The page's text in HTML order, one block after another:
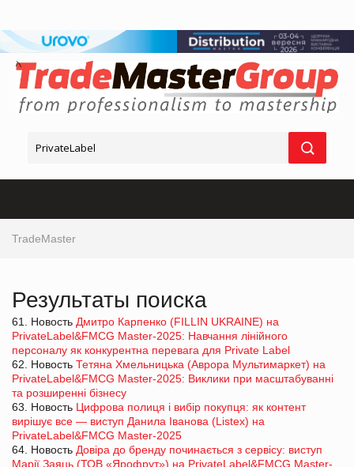
TradeMaster
Результаты поиска
61. Новость Дмитро Карпенко (FILLIN UKRAINE) на
PrivateLabel&FMCG Master-2025: Навчання лінійного
персоналу як конкурентна перевага для Private Label
62. Новость Тетяна Хмельницька (Аврора Мультимаркет) на
PrivateLabel&FMCG Master-2025: Виклики при масштабуванні
та розширенні бізнесу
63. Новость Цифрова полиця і вибір покупця: як контент
вирішує все — виступ Данила Іванова (Listex) на
PrivateLabel&FMCG Master-2025
64. Новость Довіра до бренду починається з сервісу: виступ
Марії Заяць (ТОВ «Ярофрут») на PrivateLabel&FMCG Master-